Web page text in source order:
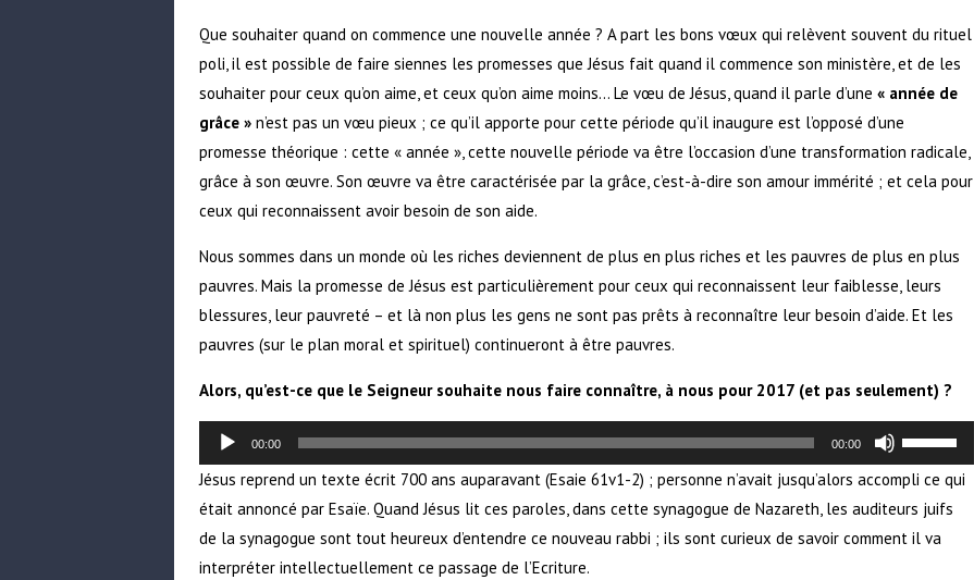
Que souhaiter quand on commence une nouvelle année ? A part les bons vœux qui relèvent souvent du rituel
poli, il est possible de faire siennes les promesses que Jésus fait quand il commence son ministère, et de les
souhaiter pour ceux qu’on aime, et ceux qu’on aime moins… Le vœu de Jésus, quand il parle d’une « année de
grâce »n’est pas un vœu pieux ; ce qu’il apporte pour cette période qu’il inaugure est l’opposé d’une
promesse théorique : cette « année », cette nouvelle période va être l’occasion d’une transformation radicale,
grâce à son œuvre. Son œuvre va être caractérisée par la grâce, c’est-à-dire son amour immérité ; et cela pour
ceux qui reconnaissent avoir besoin de son aide.
Nous sommes dans un monde où les riches deviennent de plus en plus riches et les pauvres de plus en plus
pauvres. Mais la promesse de Jésus est particulièrement pour ceux qui reconnaissent leur faiblesse, leurs
blessures, leur pauvreté – et là non plus les gens ne sont pas prêts à reconnaître leur besoin d’aide. Et les
pauvres (sur le plan moral et spirituel) continueront à être pauvres.
Alors, qu’est-ce que le Seigneur souhaite nous faire connaître, à nous pour 2017 (et pas seulement) ?
Lecteur
audio 00:00 00:00
les
flèches
haut/bas
pour
augmenter
diminuer
Jésus reprend un texte écrit 700 ans auparavant (Esaie 61v1-2) ; personne n’avait jusqu’alors accompli ce qui
était annoncé par Esaïe. Quand Jésus lit ces paroles, dans cette synagogue de Nazareth, les auditeurs juifs
de la synagogue sont tout heureux d’entendre ce nouveau rabbi ; ils sont curieux de savoir comment il va
interpréter intellectuellement ce passage de l’Ecriture.